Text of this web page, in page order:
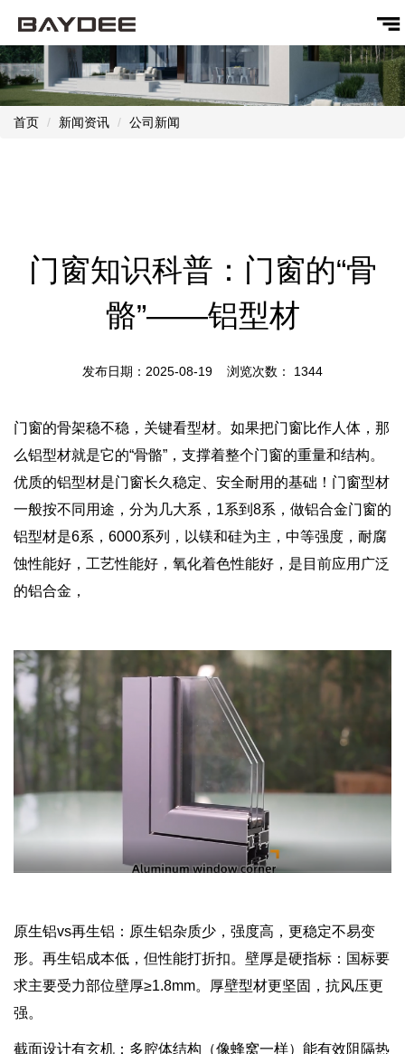
首页 新闻资讯 公司新闻
门窗知识科普：门窗的“骨
骼”——铝型材
发布日期：2025-08-19 浏览次数： 1344
门窗的骨架稳不稳，关键看型材。如果把门窗比作人体，那
么铝型材就是它的“骨骼”，支撑着整个门窗的重量和结构。
优质的铝型材是门窗长久稳定、安全耐用的基础！门窗型材
一般按不同用途，分为几大系，1系到8系，做铝合金门窗的
铝型材是6系，6000系列，以镁和硅为主，中等强度，耐腐
蚀性能好，工艺性能好，氧化着色性能好，是目前应用广泛
的铝合金，
原生铝vs再生铝：原生铝杂质少，强度高，更稳定不易变
形。再生铝成本低，但性能打折扣。壁厚是硬指标：国标要
求主要受力部位壁厚≥1.8mm。厚壁型材更坚固，抗风压更
强。
截面设计有玄机：多腔体结构（像蜂窝一样）能有效阻隔热